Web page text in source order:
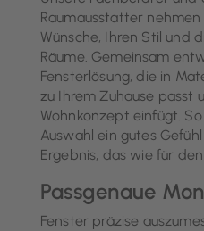
Raumausstatter
Wünsche, Ihren Stil und
Räume. Gemeinsam
Fensterlösung, die in
zu Ihrem Zuhause passt
Wohnkonzept einfügt.
Auswahl ein gutes
Ergebnis, das wie für
Passgenaue
Fenster präzise